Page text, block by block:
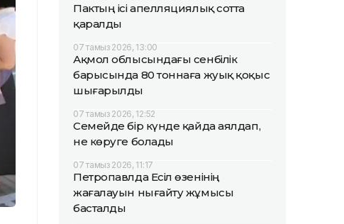
Пактың ісі апелляциялық сотта
қаралды
07 тамыз 2026, 13:00
Ақмол облысындағы сенбілік
барысында 80 тоннаға жуық қоқыс
шығарылды
07 тамыз 2026, 12:52
Семейде бір күнде қайда аялдап,
не көруге болады
07 тамыз 2026, 11:17
Петропавлда Есіл өзенінің
жағалауын нығайту жұмысы
басталды